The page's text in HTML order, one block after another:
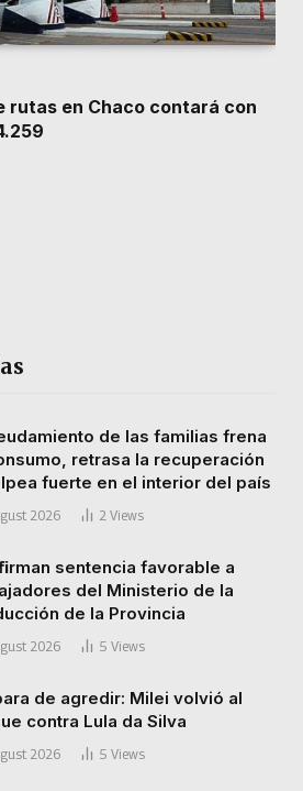
rutas en Chaco contará con
de las familias frena
retrasa la recuperación
fuerte en el interior del país
2026 2 Views
sentencia favorable a
del Ministerio de la
de la Provincia
2026 5 Views
de agredir: Milei volvió al
contra Lula da Silva
2026 5 Views